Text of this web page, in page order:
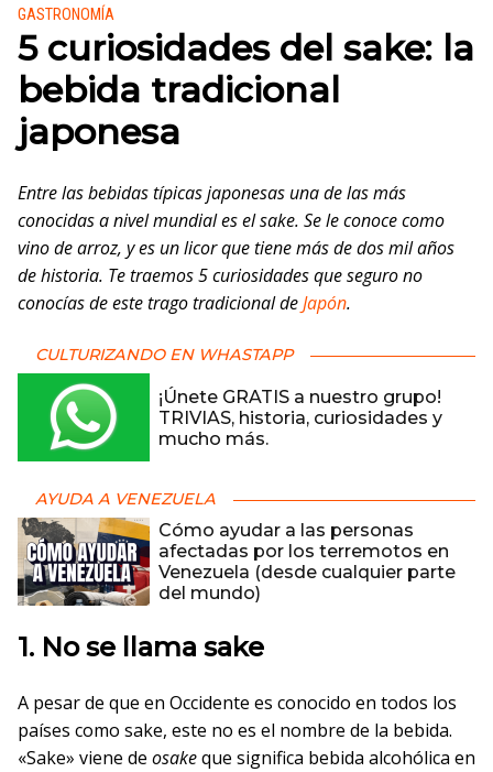
Publicado en:
GASTRONOMÍA
5 curiosidades del sake: la
bebida tradicional
japonesa
Entre las bebidas típicas japonesas una de las más
conocidas a nivel mundial es el sake. Se le conoce como
vino de arroz, y es un licor que tiene más de dos mil años
de historia. Te traemos 5 curiosidades que seguro no
conocías de este trago tradicional deJapón.
CULTURIZANDO EN WHASTAPP
¡Únete GRATIS a nuestro grupo!
TRIVIAS, historia, curiosidades y
mucho más.
AYUDA A VENEZUELA
Cómo ayudar a las personas
afectadas por los terremotos en
Venezuela (desde cualquier parte
del mundo)
1. No se llama sake
A pesar de que en Occidente es conocido en todos los
países como sake, este no es el nombre de la bebida.
«Sake» viene de osakeque significa bebida alcohólica en